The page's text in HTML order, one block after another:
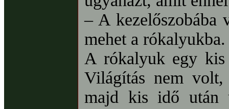
– A kezelőszobába
mehet a rókalyukba.
A rókalyuk egy kis
Világítás nem volt,
majd kis idő után